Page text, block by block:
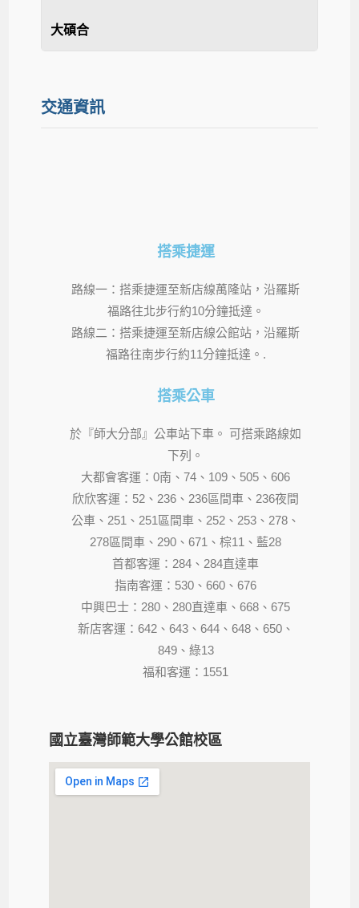
大碩合
交通資訊
國立臺灣師範大學公館校區
搭乘捷運
路線一：搭乘捷運至新店線萬隆站，沿羅斯
福路往北步行約10分鐘抵達。
路線二：搭乘捷運至新店線公館站，沿羅斯
福路往南步行約11分鐘抵達。.
搭乘公車
於『師大分部』公車站下車。 可搭乘路線如
下列。
大都會客運：0南、74、109、505、606
欣欣客運：52、236、236區間車、236夜間
公車、251、251區間車、252、253、278、
278區間車、290、671、棕11、藍28
首都客運：284、284直達車
指南客運：530、660、676
中興巴士：280、280直達車、668、675
新店客運：642、643、644、648、650、
849、綠13
福和客運：1551